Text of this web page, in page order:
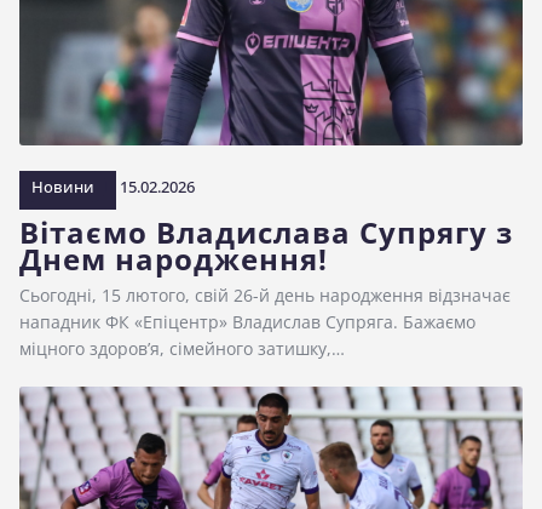
Новини 15.02.2026
Вітаємо Владислава Супрягу з
Днем народження!
Сьогодні, 15 лютого, свій 26-й день народження відзначає
нападник ФК «Епіцентр» Владислав Супряга. Бажаємо
міцного здоровʼя, сімейного затишку,…